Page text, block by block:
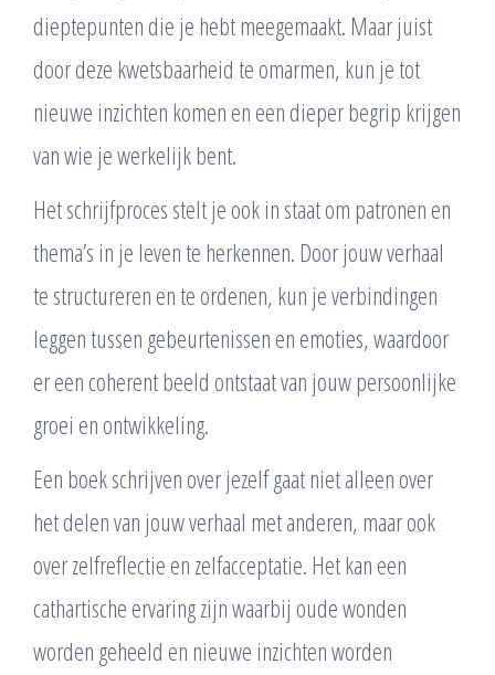
dieptepunten die je hebt meegemaakt. Maar juist
door deze kwetsbaarheid te omarmen, kun je tot
nieuwe inzichten komen en een dieper begrip krijgen
van wie je werkelijk bent.
Het schrijfproces stelt je ook in staat om patronen en
thema’s in je leven te herkennen. Door jouw verhaal
te structureren en te ordenen, kun je verbindingen
leggen tussen gebeurtenissen en emoties, waardoor
er een coherent beeld ontstaat van jouw persoonlijke
groei en ontwikkeling.
Een boek schrijven over jezelf gaat niet alleen over
het delen van jouw verhaal met anderen, maar ook
over zelfreflectie en zelfacceptatie. Het kan een
cathartische ervaring zijn waarbij oude wonden
worden geheeld en nieuwe inzichten worden